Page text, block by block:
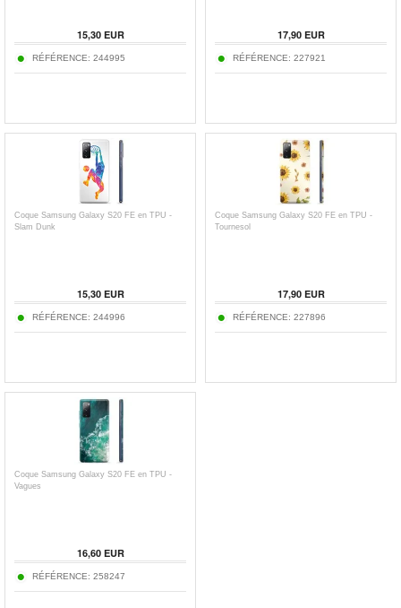
15,30EUR
RÉFÉRENCE: 244995
17,90EUR
RÉFÉRENCE: 227921
Coque Samsung Galaxy S20 FE en TPU -
Slam Dunk
15,30EUR
RÉFÉRENCE: 244996
Coque Samsung Galaxy S20 FE en TPU -
Tournesol
17,90EUR
RÉFÉRENCE: 227896
Coque Samsung Galaxy S20 FE en TPU -
Vagues
16,60EUR
RÉFÉRENCE: 258247